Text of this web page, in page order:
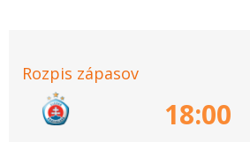
Rozpis zápasov
18:00